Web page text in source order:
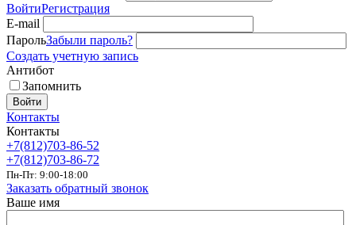
ВойтиРегистрация
E-mail
ПарольЗабыли пароль?
Создать учетную запись
Антибот
Запомнить
Войти
Контакты
Контакты
+7(812)703-86-52
+7(812)703-86-72
Пн-Пт: 9:00-18:00
Заказать обратный звонок
Ваше имя